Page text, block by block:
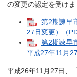
の変更の認定を受けま
第2期諫早
27日変更）（
第2期諫早
平成27年11月
平成26年11月27日、